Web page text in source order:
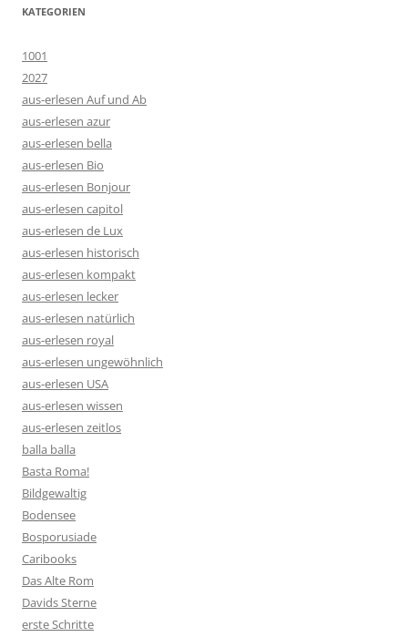
KATEGORIEN
1001
2027
aus-erlesen Auf und Ab
aus-erlesen azur
aus-erlesen bella
aus-erlesen Bio
aus-erlesen Bonjour
aus-erlesen capitol
aus-erlesen de Lux
aus-erlesen historisch
aus-erlesen kompakt
aus-erlesen lecker
aus-erlesen natürlich
aus-erlesen royal
aus-erlesen ungewöhnlich
aus-erlesen USA
aus-erlesen wissen
aus-erlesen zeitlos
balla balla
Basta Roma!
Bildgewaltig
Bodensee
Bosporusiade
Caribooks
Das Alte Rom
Davids Sterne
erste Schritte